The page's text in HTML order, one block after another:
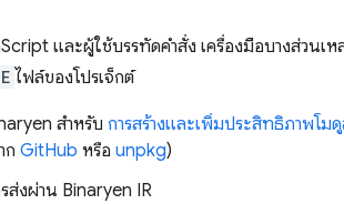
และผู้ใช้บรรทัดคำสั่ง เครื่องมือบางส่วนเห
ไฟล์ของโปรเจ็กต์
สำหรับ การสร้างและเพิ่มประสิทธิภาพโม
ก GitHub หรือ unpkg)
ส่งผ่าน Binaryen IR